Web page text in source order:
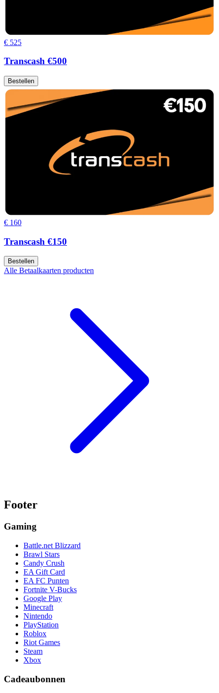
€ 525
Transcash €500
Bestellen
€ 160
Transcash €150
Bestellen
Alle Betaalkaarten producten
Footer
Gaming
Battle.net Blizzard
Brawl Stars
Candy Crush
EA Gift Card
EA FC Punten
Fortnite V-Bucks
Google Play
Minecraft
Nintendo
PlayStation
Roblox
Riot Games
Steam
Xbox
Cadeaubonnen